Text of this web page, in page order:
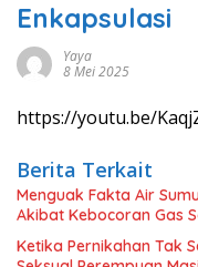
Enkapsulasi
Yaya
8 Mei 2025
https://youtu.be/
Berita Terkait
Menguak Fakta Air
Akibat Kebocoran Gas
Ketika Pernikahan Tak